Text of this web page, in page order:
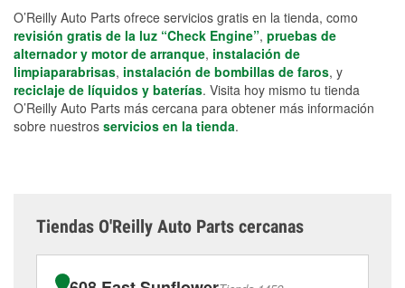
O’Reilly Auto Parts ofrece servicios gratis en la tienda, como
revisión gratis de la luz “Check Engine”, pruebas de
alternador y motor de arranque, instalación de
limpiaparabrisas, instalación de bombillas de faros, y
reciclaje de líquidos y baterías. Visita hoy mismo tu tienda
O’Reilly Auto Parts más cercana para obtener más información
sobre nuestros servicios en la tienda.
Tiendas O'Reilly Auto Parts cercanas